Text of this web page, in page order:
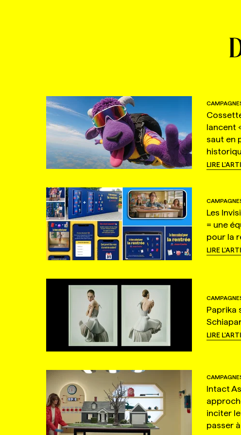
lancent
saut en
LIRE
Les
= une
pour la
LIRE
Paprika
LIRE
Intact
inciter
passer